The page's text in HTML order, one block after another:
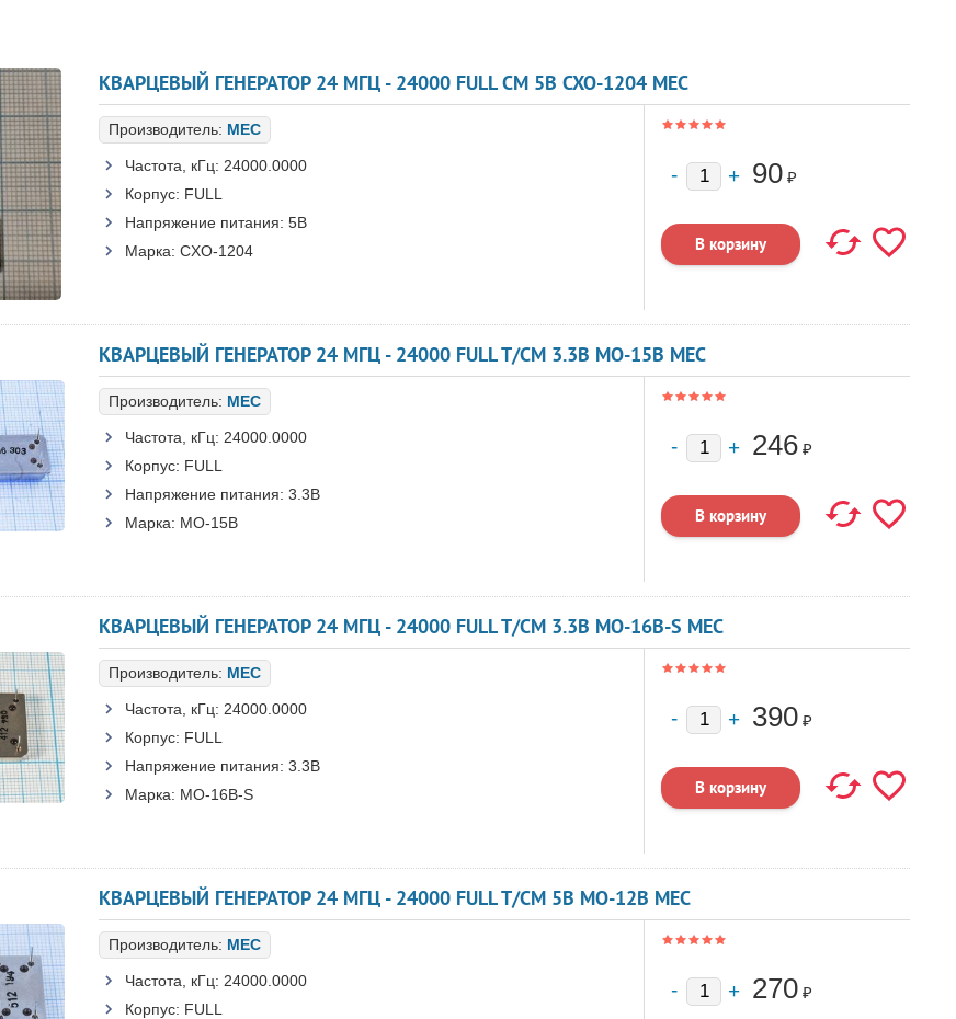
КВАРЦЕВЫЙ ГЕНЕРАТОР 24 МГЦ - 24000 FULL CM 5В CXO-1204 MEC
Производитель: MEC
Частота, кГц: 24000.0000
Корпус: FULL
Напряжение питания: 5В
Марка: CXO-1204
90 ₽
КВАРЦЕВЫЙ ГЕНЕРАТОР 24 МГЦ - 24000 FULL T/CM 3.3В MO-15B MEC
Производитель: MEC
Частота, кГц: 24000.0000
Корпус: FULL
Напряжение питания: 3.3В
Марка: MO-15B
246 ₽
КВАРЦЕВЫЙ ГЕНЕРАТОР 24 МГЦ - 24000 FULL T/CM 3.3В MO-16B-S MEC
Производитель: MEC
Частота, кГц: 24000.0000
Корпус: FULL
Напряжение питания: 3.3В
Марка: MO-16B-S
390 ₽
КВАРЦЕВЫЙ ГЕНЕРАТОР 24 МГЦ - 24000 FULL T/CM 5В MO-12B MEC
Производитель: MEC
Частота, кГц: 24000.0000
Корпус: FULL
270 ₽